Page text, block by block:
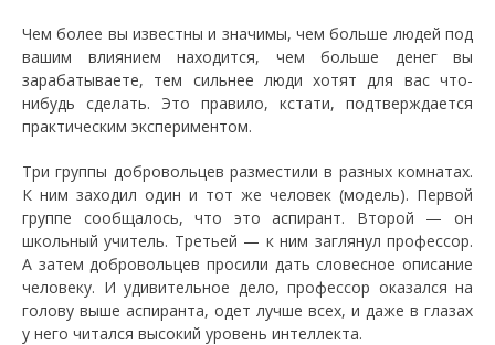
Чем более вы известны и значимы, чем больше людей под
вашим влиянием находится, чем больше денег вы
зарабатываете, тем сильнее люди хотят для вас что-
нибудь сделать. Это правило, кстати, подтверждается
практическим экспериментом.
Три группы добровольцев разместили в разных комнатах.
К ним заходил один и тот же человек (модель). Первой
группе сообщалось, что это аспирант. Второй — он
школьный учитель. Третьей — к ним заглянул профессор.
А затем добровольцев просили дать словесное описание
человеку. И удивительное дело, профессор оказался на
голову выше аспиранта, одет лучше всех, и даже в глазах
у него читался высокий уровень интеллекта.